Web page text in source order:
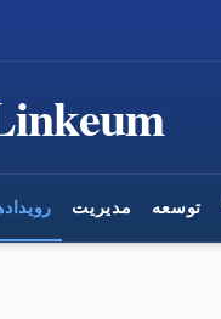
مدیریت توسعه